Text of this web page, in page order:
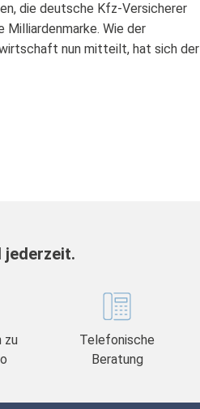
die deutsche Kfz-Versicherer
Wie der
nun mitteilt, hat sich der
jederzeit.
zu
Telefonische
Beratung